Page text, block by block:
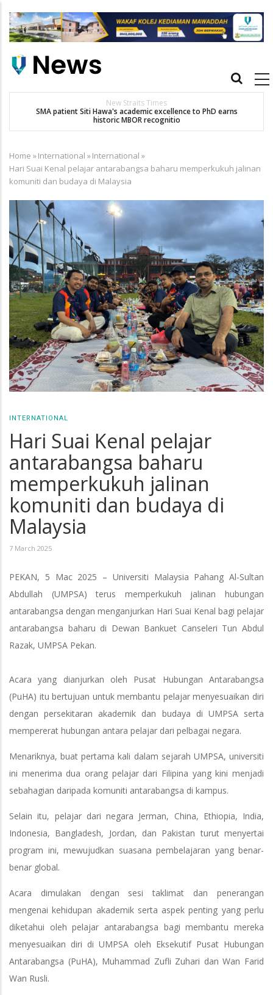
main
Main
New Straits Times
SMA patient Siti Hawa's academic excellence to PhD earns
historic MBOR recognitio
Breadcrumb
Home »International »International »
Hari Suai Kenal pelajar antarabangsa baharu memperkukuh jalinan
komuniti dan budaya di Malaysia
INTERNATIONAL
Hari Suai Kenal pelajar
antarabangsa baharu
memperkukuh jalinan
komuniti dan budaya di
Malaysia
7 March 2025
PEKAN, 5 Mac 2025 – Universiti Malaysia Pahang Al-Sultan
Abdullah (UMPSA) terus memperkukuh jalinan hubungan
antarabangsa dengan menganjurkan Hari Suai Kenal bagi pelajar
antarabangsa baharu di Dewan Bankuet Canseleri Tun Abdul
Razak, UMPSA Pekan.
Acara yang dianjurkan oleh Pusat Hubungan Antarabangsa
(PuHA) itu bertujuan untuk membantu pelajar menyesuaikan diri
dengan persekitaran akademik dan budaya di UMPSA serta
mempererat hubungan antara pelajar dari pelbagai negara.
Menariknya, buat pertama kali dalam sejarah UMPSA, universiti
ini menerima dua orang pelajar dari Filipina yang kini menjadi
sebahagian daripada komuniti antarabangsa di kampus.
Selain itu, pelajar dari negara Jerman, China, Ethiopia, India,
Indonesia, Bangladesh, Jordan, dan Pakistan turut menyertai
program ini, mewujudkan suasana pembelajaran yang benar-
benar global.
Acara dimulakan dengan sesi taklimat dan penerangan
mengenai kehidupan akademik serta aspek penting yang perlu
diketahui oleh pelajar antarabangsa bagi membantu mereka
menyesuaikan diri di UMPSA oleh Eksekutif Pusat Hubungan
Antarabangsa (PuHA), Muhammad Zufli Zuhari dan Wan Farid
Wan Rusli.